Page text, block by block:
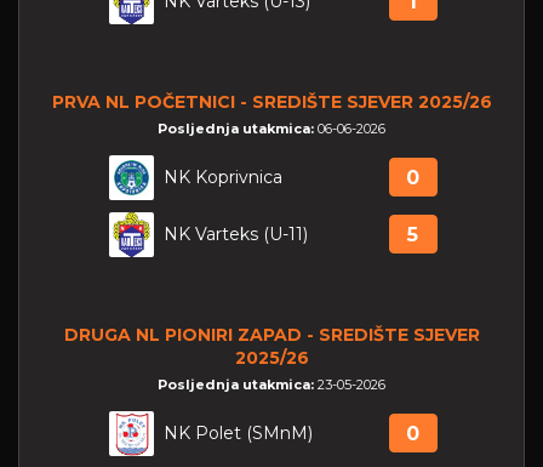
PRVA NL POČETNICI - SREDIŠTE SJEVER 2025/26
Posljednja utakmica: 06-06-2026
NK Koprivnica 0
NK Varteks (U-11) 5
DRUGA NL PIONIRI ZAPAD - SREDIŠTE SJEVER
2025/26
Posljednja utakmica: 23-05-2026
NK Polet (SMnM) 0